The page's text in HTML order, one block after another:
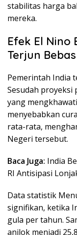
stabilitas harga
mereka.
Efek El Nino
Terjun Bebas
Pemerintah India
Sesudah proyeksi
yang
menyebabkan
rata-rata,
Negeri tersebut.
Baca Juga: India
RI Antisipasi
Data statistik
signifikan, ketika
gula per tahun.
anjlok menjadi